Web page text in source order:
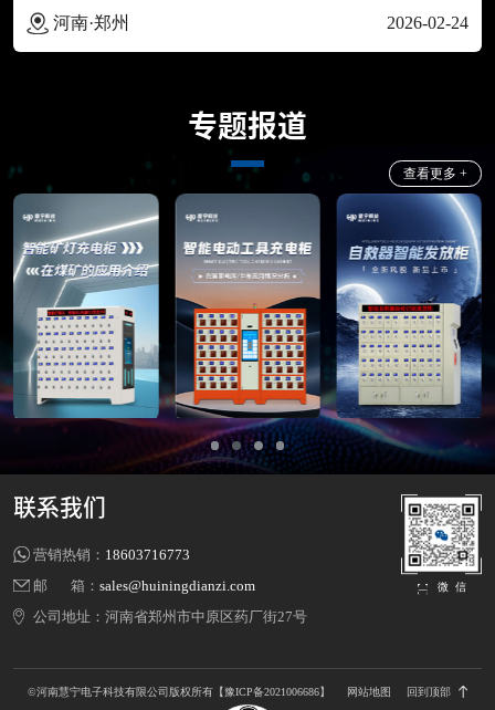
河南·郑州 2026-02-24
专题报道
查看更多 +
联系我们
营销热销： 18603716773
邮 箱： sales@huiningdianzi.com
公司地址： 河南省郑州市中原区药厂街27号
微 信
©河南慧宁电子科技有限公司版权所有【豫ICP备2021006686】 网站地图 回到顶部